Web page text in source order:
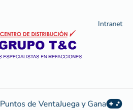
Intranet
Puntos de VentaJuega y Gana